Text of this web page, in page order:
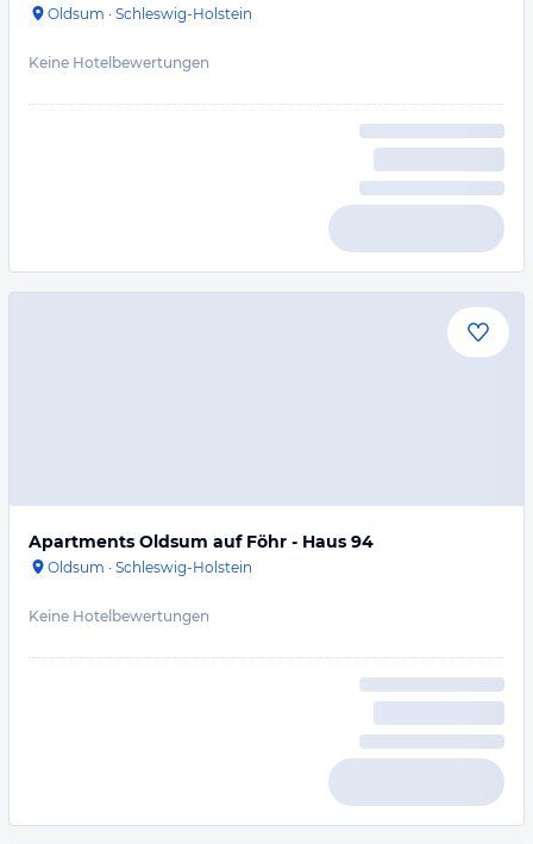
Oldsum · Schleswig-Holstein
Keine Hotelbewertungen
Apartments Oldsum auf Föhr - Haus 94
Oldsum · Schleswig-Holstein
Keine Hotelbewertungen